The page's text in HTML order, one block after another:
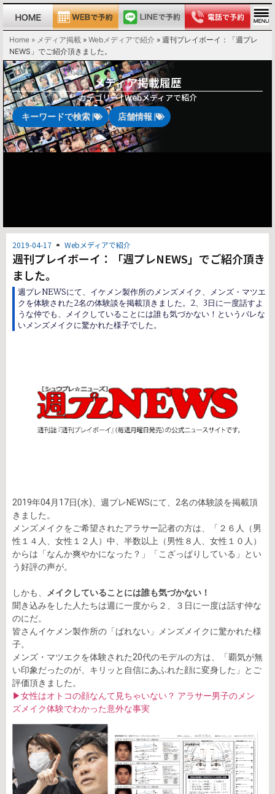
Home » メディア掲載 » Webメディアで紹介 » 週刊プレイボーイ：「週プレ
NEWS」でご紹介頂きました。
メディア掲載履歴
カテゴリー |Webメディアで紹介
キーワードで検索 | 店舗情報 |
2019-04-17 Webメディアで紹介
週刊プレイボーイ：「週プレNEWS」でご紹介頂き
ました。
週プレNEWSにて、イケメン製作所のメンズメイク、メンズ・マツエ
クを体験された2名の体験談を掲載頂きました。2、3日に一度話すよ
うな仲でも、メイクしていることには誰も気づかない！というバレな
いメンズメイクに驚かれた様子でした。
2019年04月17日(水)、週プレNEWSにて、2名の体験談を掲載頂
きました。
メンズメイクをご希望されたアラサー記者の方は、「２６人（男
性１４人、女性１２人）中、半数以上（男性８人、女性１０人）
からは「なんか爽やかになった？」「こざっぱりしている」とい
う好評の声が。
しかも、
メイクしていることには誰も気づかない！
聞き込みをした人たちは週に一度から２、３日に一度は話す仲な
のにだ。
皆さんイケメン製作所の「ばれない」メンズメイクに驚かれた様
子。
メンズ・マツエクを体験された20代のモデルの方は、「覇気が無
い印象だったのが、キリッと自信にあふれた顔に変身した」とご
評価頂きました。
▶︎女性はオトコの顔なんて見ちゃいない？ アラサー男子のメン
ズメイク体験でわかった意外な事実